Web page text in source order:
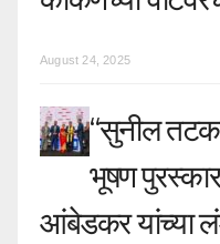
August 24, 2025
“सुनील
भूषण
आंबेडकर यांच्या